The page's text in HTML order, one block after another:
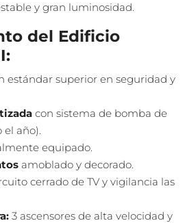
y gran luminosidad.
del Edificio
estándar superior en seguridad y
con sistema de bomba de
el año).
equipado.
amoblado y decorado.
cerrado de TV y vigilancia las
3 ascensores de alta velocidad y